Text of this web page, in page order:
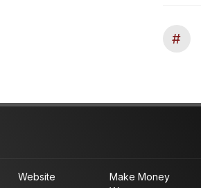
#
Website
Make Money